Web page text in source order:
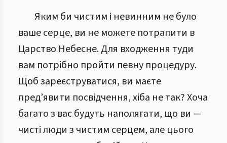
Яким би чистим і невинним не було
ваше серце, ви не можете потрапити в
Царство Небесне. Для входження туди
вам потрібно пройти певну процедуру.
Щоб зареєструватися, ви маєте
пред’явити посвідчення, хіба не так? Хоча
багато з вас будуть наполягати, що ви —
чисті люди з чистим серцем, але цього